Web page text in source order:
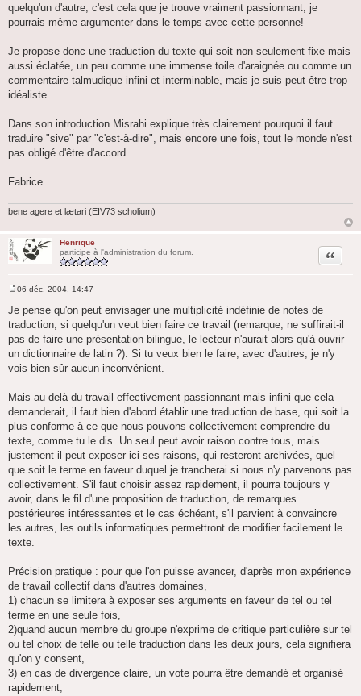
quelqu'un d'autre, c'est cela que je trouve vraiment passionnant, je
pourrais même argumenter dans le temps avec cette personne!
Je propose donc une traduction du texte qui soit non seulement fixe mais
aussi éclatée, un peu comme une immense toile d'araignée ou comme un
commentaire talmudique infini et interminable, mais je suis peut-être trop
idéaliste...
Dans son introduction Misrahi explique très clairement pourquoi il faut
traduire "sive" par "c'est-à-dire", mais encore une fois, tout le monde n'est
pas obligé d'être d'accord.
Fabrice
bene agere et lætari (EIV73 scholium)
Henrique
participe à l'administration du forum.
Citation
s
s
g
e
06 déc. 2004, 14:47
Je pense qu'on peut envisager une multiplicité indéfinie de notes de
traduction, si quelqu'un veut bien faire ce travail (remarque, ne suffirait-il
pas de faire une présentation bilingue, le lecteur n'aurait alors qu'à ouvrir
un dictionnaire de latin ?). Si tu veux bien le faire, avec d'autres, je n'y
vois bien sûr aucun inconvénient.
Mais au delà du travail effectivement passionnant mais infini que cela
demanderait, il faut bien d'abord établir une traduction de base, qui soit la
plus conforme à ce que nous pouvons collectivement comprendre du
texte, comme tu le dis. Un seul peut avoir raison contre tous, mais
justement il peut exposer ici ses raisons, qui resteront archivées, quel
que soit le terme en faveur duquel je trancherai si nous n'y parvenons pas
collectivement. S'il faut choisir assez rapidement, il pourra toujours y
avoir, dans le fil d'une proposition de traduction, de remarques
postérieures intéressantes et le cas échéant, s'il parvient à convaincre
les autres, les outils informatiques permettront de modifier facilement le
texte.
Précision pratique : pour que l'on puisse avancer, d'après mon expérience
de travail collectif dans d'autres domaines,
1) chacun se limitera à exposer ses arguments en faveur de tel ou tel
terme en une seule fois,
2)quand aucun membre du groupe n'exprime de critique particulière sur tel
ou tel choix de telle ou telle traduction dans les deux jours, cela signifiera
qu'on y consent,
3) en cas de divergence claire, un vote pourra être demandé et organisé
rapidement,